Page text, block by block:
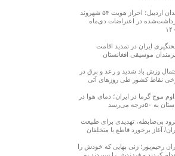
زندان اردبیل؛ احراز هویت ۵۴ شهروند
در اعتراضات دی‌ماه
ایران در تمدید اقامت
موسیقی افغانستان
وزش باد شدید و رعد و برق در
نقاط کشور طی روزهای آتی
موج گرما در ایران؛ دمای هوا در
بی‌ضابطه، تهدیدی برای طبیعت
آغاز برخورد قاطع با متخلفان
رحیم‌پور؛ زنی بهایی که خودش را